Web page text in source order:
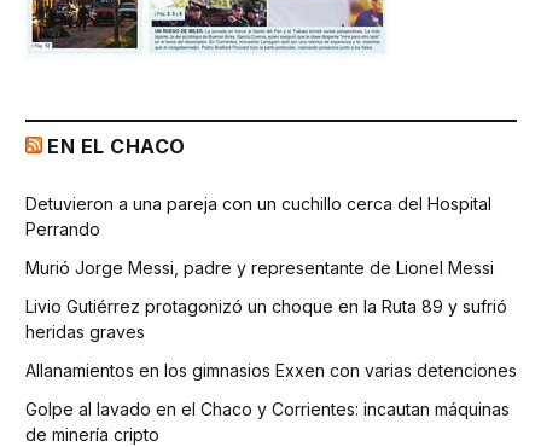
EN EL CHACO
Detuvieron a una pareja con un cuchillo cerca del Hospital
Perrando
Murió Jorge Messi, padre y representante de Lionel Messi
Livio Gutiérrez protagonizó un choque en la Ruta 89 y sufrió
heridas graves
Allanamientos en los gimnasios Exxen con varias detenciones
Golpe al lavado en el Chaco y Corrientes: incautan máquinas
de minería cripto